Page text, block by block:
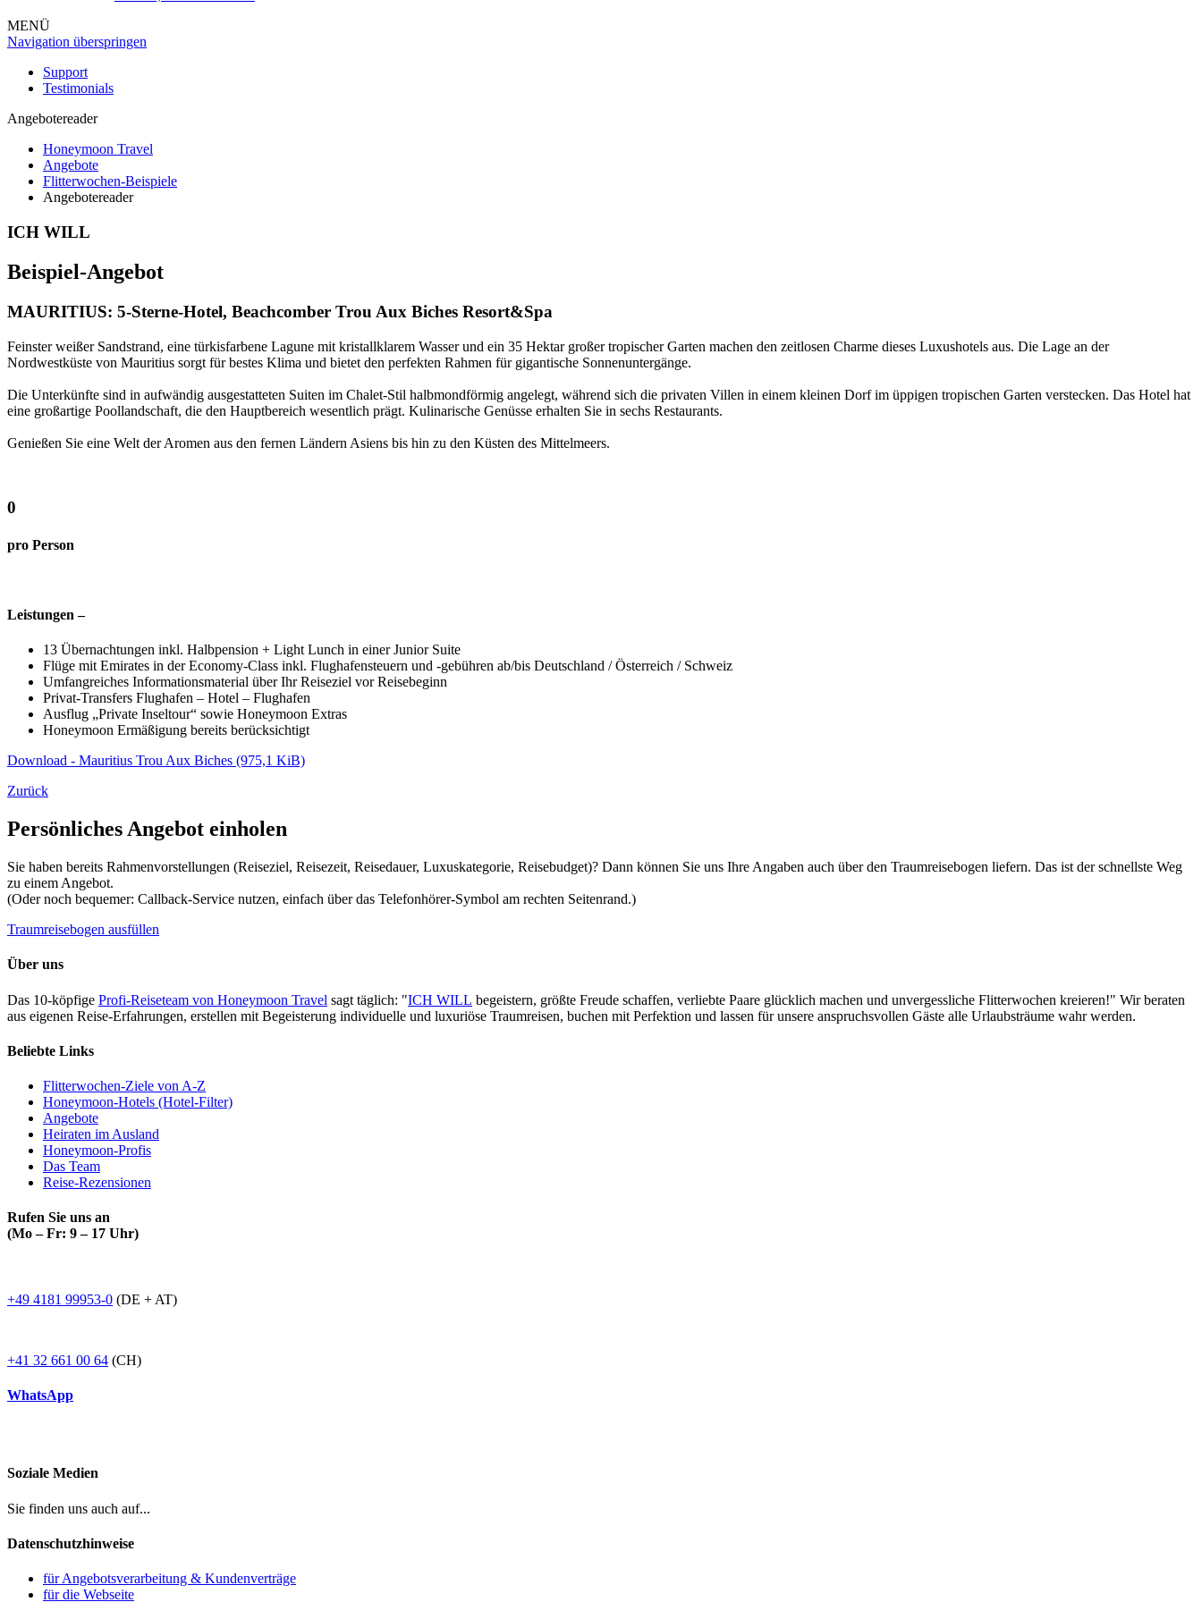
MENÜ
Navigation überspringen
Support
Testimonials
Angebotereader
Honeymoon Travel
Angebote
Flitterwochen-Beispiele
Angebotereader
ICH WILL
Beispiel-Angebot
MAURITIUS: 5-Sterne-Hotel, Beachcomber Trou Aux Biches Resort&Spa
Feinster weißer Sandstrand, eine türkisfarbene Lagune mit kristallklarem Wasser und ein 35 Hektar großer tropischer Garten machen den zeitlosen Charme dieses Luxushotels aus. Die Lage an der
Nordwestküste von Mauritius sorgt für bestes Klima und bietet den perfekten Rahmen für gigantische Sonnenuntergänge.
Die Unterkünfte sind in aufwändig ausgestatteten Suiten im Chalet-Stil halbmondförmig angelegt, während sich die privaten Villen in einem kleinen Dorf im üppigen tropischen Garten verstecken. Das Hotel hat
eine großartige Poollandschaft, die den Hauptbereich wesentlich prägt. Kulinarische Genüsse erhalten Sie in sechs Restaurants.
Genießen Sie eine Welt der Aromen aus den fernen Ländern Asiens bis hin zu den Küsten des Mittelmeers.
0
pro Person
Leistungen –
13 Übernachtungen inkl. Halbpension + Light Lunch in einer Junior Suite
Flüge mit Emirates in der Economy-Class inkl. Flughafensteuern und -gebühren ab/bis Deutschland / Österreich / Schweiz
Umfangreiches Informationsmaterial über Ihr Reiseziel vor Reisebeginn
Privat-Transfers Flughafen – Hotel – Flughafen
Ausflug „Private Inseltour“ sowie Honeymoon Extras
Honeymoon Ermäßigung bereits berücksichtigt
Download - Mauritius Trou Aux Biches (975,1 KiB)
Zurück
Persönliches Angebot einholen
Sie haben bereits Rahmenvorstellungen (Reiseziel, Reisezeit, Reisedauer, Luxuskategorie, Reisebudget)? Dann können Sie uns Ihre Angaben auch über den Traumreisebogen liefern. Das ist der schnellste Weg
zu einem Angebot.
(Oder noch bequemer: Callback-Service nutzen, einfach über das Telefonhörer-Symbol am rechten Seitenrand.)
Traumreisebogen ausfüllen
Über uns
Das 10-köpfige Profi-Reiseteam von Honeymoon Travel sagt täglich: "ICH WILL begeistern, größte Freude schaffen, verliebte Paare glücklich machen und unvergessliche Flitterwochen kreieren!" Wir beraten
aus eigenen Reise-Erfahrungen, erstellen mit Begeisterung individuelle und luxuriöse Traumreisen, buchen mit Perfektion und lassen für unsere anspruchsvollen Gäste alle Urlaubsträume wahr werden.
Beliebte Links
Flitterwochen-Ziele von A-Z
Honeymoon-Hotels (Hotel-Filter)
Angebote
Heiraten im Ausland
Honeymoon-Profis
Das Team
Reise-Rezensionen
Rufen Sie uns an
(Mo – Fr: 9 – 17 Uhr)
+49 4181 99953-0 (DE + AT)
+41 32 661 00 64 (CH)
WhatsApp
Soziale Medien
Sie finden uns auch auf...
Datenschutzhinweise
für Angebotsverarbeitung & Kundenverträge
für die Webseite